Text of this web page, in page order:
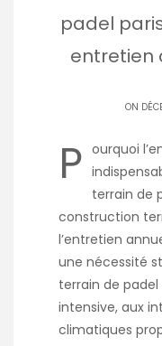
padel
entretien
ON
P ourquoi
terrain de
construction
l’entretien
une nécessité
terrain de
intensive, aux
climatiques